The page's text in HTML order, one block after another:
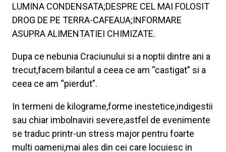
LUMINA CONDENSATA;DESPRE CEL MAI FOLOSIT
DROG DE PE TERRA-CAFEAUA;INFORMARE
ASUPRA ALIMENTATIEI CHIMIZATE.
Dupa ce nebunia Craciunului si a noptii dintre ani a
trecut,facem bilantul a ceea ce am “castigat” si a
ceea ce am “pierdut”.
In termeni de kilograme,forme inestetice,indigestii
sau chiar imbolnaviri severe,astfel de evenimente
se traduc printr-un stress major pentru foarte
multi oameni,mai ales din cei care locuiesc in